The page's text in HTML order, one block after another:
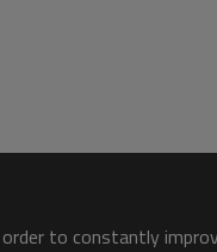
to constantly